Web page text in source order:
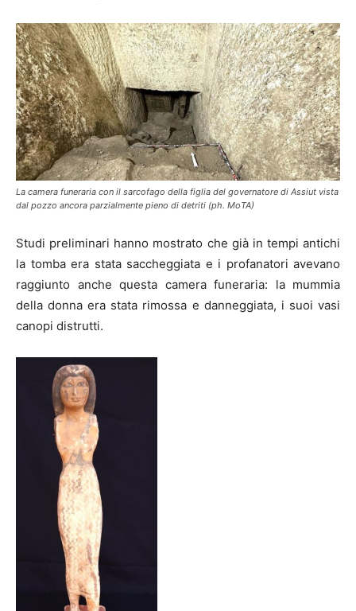
La camera funeraria con il sarcofago della figlia del governatore di Assiut vista
dal pozzo ancora parzialmente pieno di detriti (ph. MoTA)
Studi preliminari hanno mostrato che già in tempi antichi
la tomba era stata saccheggiata e i profanatori avevano
raggiunto anche questa camera funeraria: la mummia
della donna era stata rimossa e danneggiata, i suoi vasi
canopi distrutti.